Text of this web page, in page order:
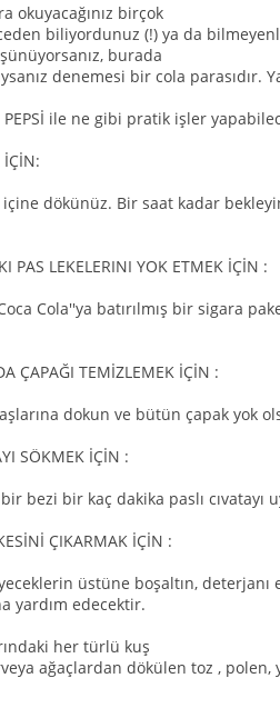
okuyacağınız birçok
biliyordunuz (!) ya da
burada
denemesi bir cola parasıdır.
PEPSİ ile ne gibi pratik işler
İÇİN:
dökünüz. Bir saat kadar
PAS LEKELERINI YOK ETMEK İÇİN :
Cola''ya batırılmış bir sigara
ÇAPAĞI TEMİZLEMEK İÇİN :
dokun ve bütün çapak yok
SÖKMEK İÇİN :
bir bezi bir kaç dakika paslı
ÇIKARMAK İÇİN :
üstüne boşaltın, deterjanı
yardım edecektir.
her türlü kuş
ağaçlardan dökülen toz , polen,